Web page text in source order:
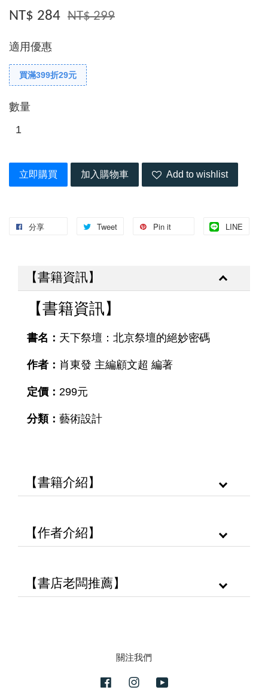
NT$ 284 NT$ 299
適用優惠
買滿399折29元
數量
立即購買 加入購物車 Add to wishlist
分享 Tweet Pin it LINE
【書籍資訊】
【書籍資訊】
書名： 天下祭壇：北京祭壇的絕妙密碼
作者： 肖東發 主編顧文超 編著
定價： 299元
分類： 藝術設計
【書籍介紹】
【作者介紹】
【書店老闆推薦】
關注我們
FacebookInstagram